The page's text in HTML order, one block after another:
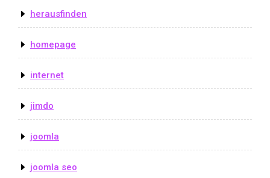
herausfinden
homepage
internet
jimdo
joomla
joomla seo